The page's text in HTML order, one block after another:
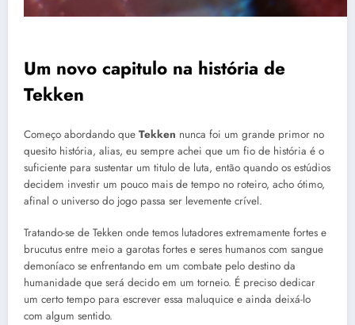
Um novo capitulo na história de
Tekken
Começo abordando que Tekken nunca foi um grande primor no
quesito história, alias, eu sempre achei que um fio de história é o
suficiente para sustentar um titulo de luta, então quando os estúdios
decidem investir um pouco mais de tempo no roteiro, acho ótimo,
afinal o universo do jogo passa ser levemente crível.
Tratando-se de Tekken onde temos lutadores extremamente fortes e
brucutus entre meio a garotas fortes e seres humanos com sangue
demoníaco se enfrentando em um combate pelo destino da
humanidade que será decido em um torneio. É preciso dedicar
um certo tempo para escrever essa maluquice e ainda deixá-lo
com algum sentido.